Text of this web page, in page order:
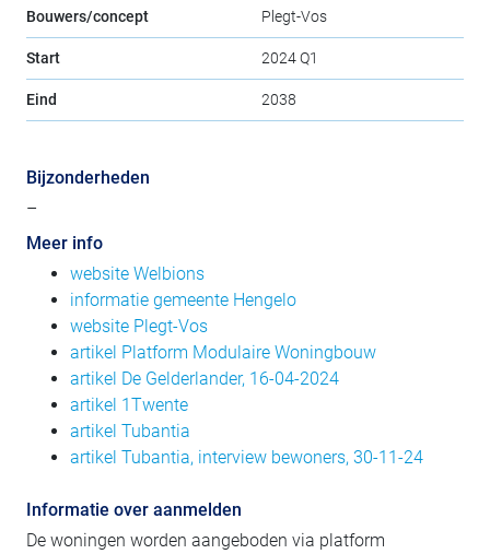
Bouwers/concept Plegt-Vos
Start 2024 Q1
Eind 2038
Bijzonderheden
–
Meer info
website Welbions
informatie gemeente Hengelo
website Plegt-Vos
artikel Platform Modulaire Woningbouw
artikel De Gelderlander, 16-04-2024
artikel 1Twente
artikel Tubantia
artikel Tubantia, interview bewoners, 30-11-24
Informatie over aanmelden
De woningen worden aangeboden via platform